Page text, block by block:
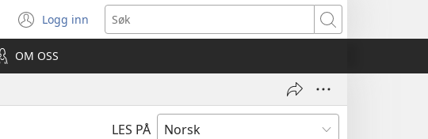
Logg inn
(åpner
nytt
vindu)
Søk
OM OSS
LES PÅ